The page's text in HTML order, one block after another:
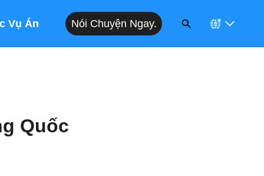
Vụ Án Nói Chuyện Ngay.
Quốc